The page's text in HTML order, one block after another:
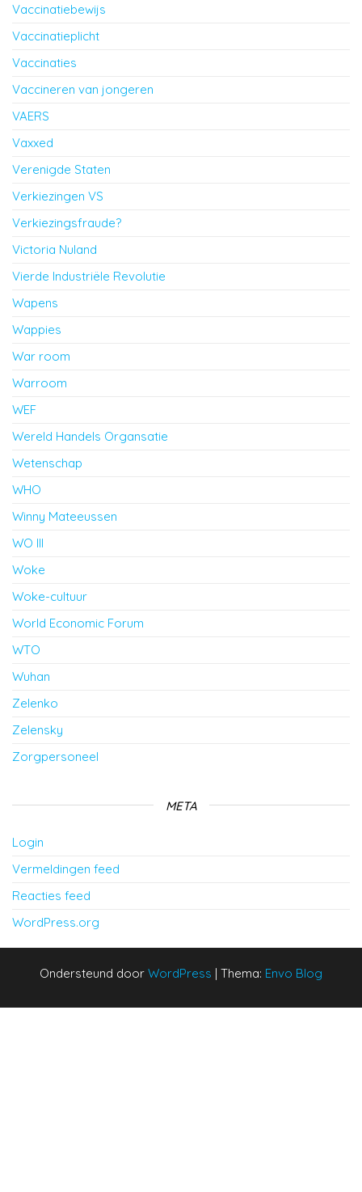
Vaccinatiebewijs
Vaccinatieplicht
Vaccinaties
Vaccineren van jongeren
VAERS
Vaxxed
Verenigde Staten
Verkiezingen VS
Verkiezingsfraude?
Victoria Nuland
Vierde Industriële Revolutie
Wapens
Wappies
War room
Warroom
WEF
Wereld Handels Organsatie
Wetenschap
WHO
Winny Mateeussen
WO III
Woke
Woke-cultuur
World Economic Forum
WTO
Wuhan
Zelenko
Zelensky
Zorgpersoneel
META
Login
Vermeldingen feed
Reacties feed
WordPress.org
Ondersteund door WordPress | Thema: Envo Blog